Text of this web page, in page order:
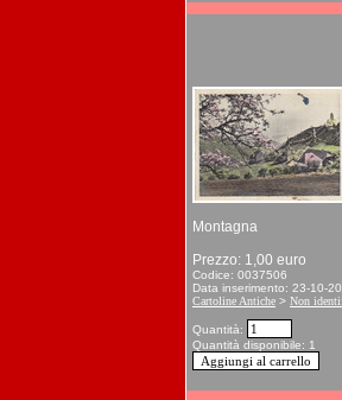
Montagna
Prezzo: 1,00 euro
Codice: 0037506
Data inserimento: 23-10-
Cartoline Antiche > Non
Quantità:
Quantità disponibile: 1